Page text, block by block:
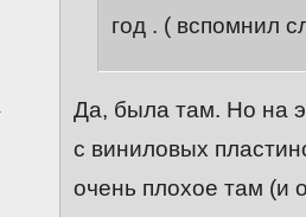
год . ( вспомнил
Да, была там. Но на
с виниловых
очень плохое там (и